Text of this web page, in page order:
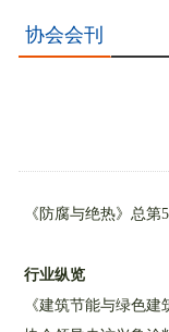
论坛会场
协会会刊
《防腐与绝热》总第
行业纵览
《建筑节能与绿